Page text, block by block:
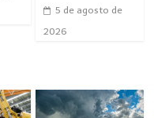
5 de agosto de
2026